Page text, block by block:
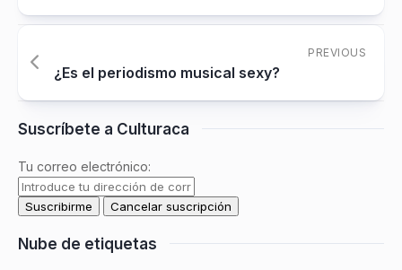
PREVIOUS
¿Es el periodismo musical sexy?
Suscríbete a Culturaca
Tu correo electrónico:
Nube de etiquetas